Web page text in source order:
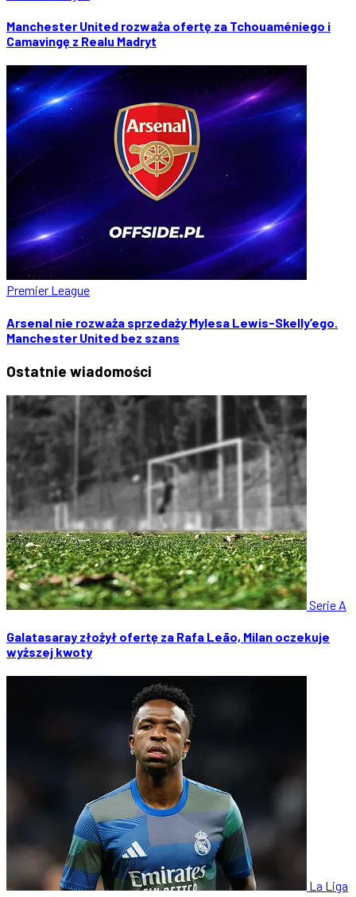
Manchester United rozważa ofertę za Tchouaméniego i
Camavingę z Realu Madryt
Premier League
Arsenal nie rozważa sprzedaży Mylesa Lewis-Skelly’ego.
Manchester United bez szans
Ostatnie wiadomości
Serie A
Galatasaray złożył ofertę za Rafa Leão, Milan oczekuje
wyższej kwoty
La Liga